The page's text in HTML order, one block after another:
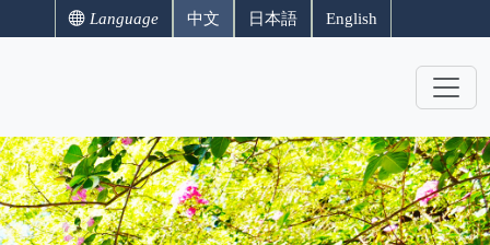
Language 中文 日本語 English